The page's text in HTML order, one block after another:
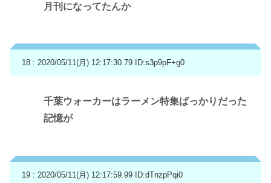
月刊になってたんか
18 : 2020/05/11(月) 12:17:30.79 ID:s3p9pF+g0
千葉ウォーカーはラーメン特集ばっかりだった
記憶が
19 : 2020/05/11(月) 12:17:59.99 ID:dTnzpPqi0